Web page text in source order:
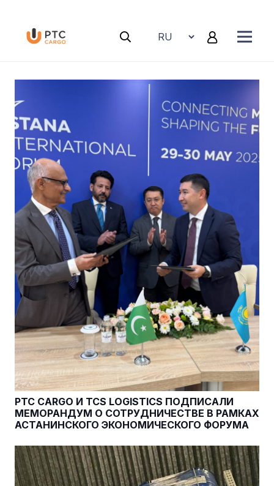
PTC CARGO И TCS LOGISTICS ПОДПИСАЛИ
МЕМОРАНДУМ О СОТРУДНИЧЕСТВЕ В РАМКАХ
АСТАНИНСКОГО ЭКОНОМИЧЕСКОГО ФОРУМА